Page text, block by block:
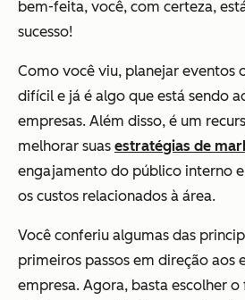
bem-feita, você, com certeza,
sucesso!
Como você viu, planejar eventos
difícil e já é algo que está sendo
empresas. Além disso, é um
melhorar suas estratégias de
engajamento do público interno
os custos relacionados à área.
Você conferiu algumas das
primeiros passos em direção aos
empresa. Agora, basta escolher